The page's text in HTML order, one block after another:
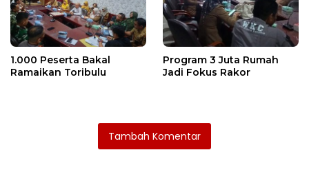
1.000 Peserta Bakal
Ramaikan Toribulu
Program 3 Juta Rumah
Jadi Fokus Rakor
Tambah Komentar